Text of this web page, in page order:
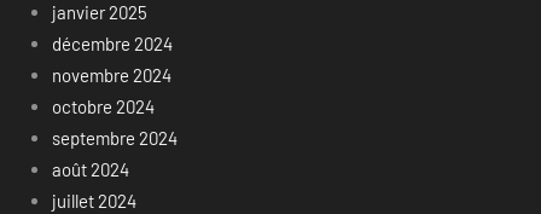
janvier 2025
décembre 2024
novembre 2024
octobre 2024
septembre 2024
août 2024
juillet 2024